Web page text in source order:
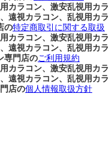
カラコン、激安乱視用カラ
遠視カラコン、乱視用カラ
の特定商取引に関する取扱
カラコン、激安乱視用カラ
遠視カラコン、乱視用カラ
専門店のご利用規約
カラコン、激安乱視用カラ
遠視カラコン、乱視用カラ
店の個人情報取扱方針